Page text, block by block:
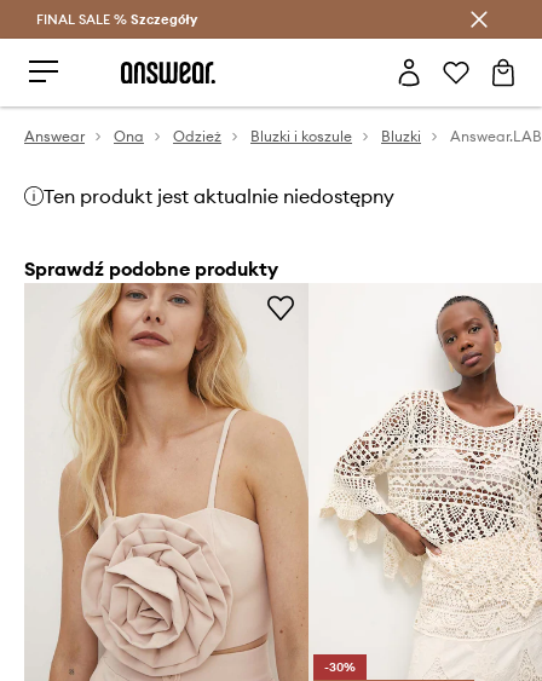
Oszczędzaj z Answear Club >
FINAL SALE % Szczegóły
Answear Ona Odzież Bluzki i koszule Bluzki
Ten produkt jest aktualnie niedostępny
Sprawdź podobne produkty
-30%